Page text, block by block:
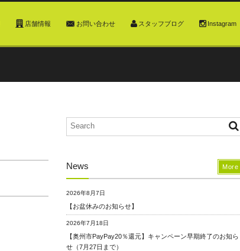
店舗情報 お問い合わせ スタッフブログ Instagram
News
2026年8月7日
【お盆休みのお知らせ】
2026年7月18日
【奥州市PayPay20％還元】キャンペーン早期終了のお知ら
せ（7月27日まで）
More